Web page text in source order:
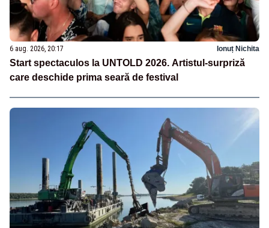
6 aug. 2026, 20:17 Ionuț Nichita
Start spectaculos la UNTOLD 2026. Artistul-surpriză
care deschide prima seară de festival